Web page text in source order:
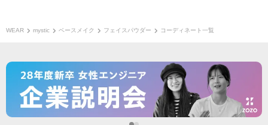
WEAR mystic ベースメイク フェイスパウダー コーディネート一覧